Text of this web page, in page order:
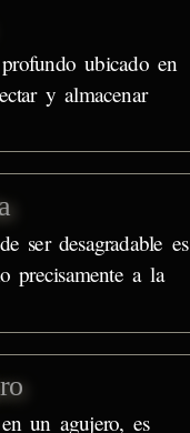
ubicado en
y almacenar
ser desagradable es
precisamente a la
un agujero, es